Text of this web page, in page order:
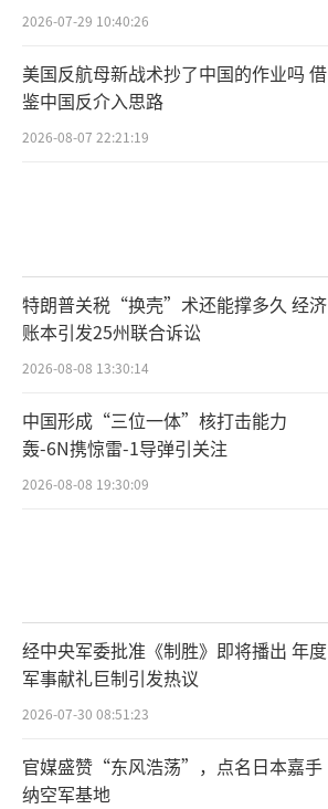
2026-07-29 10:40:26
美国反航母新战术抄了中国的作业吗 借
鉴中国反介入思路
2026-08-07 22:21:19
特朗普关税“换壳”术还能撑多久 经济
账本引发25州联合诉讼
2026-08-08 13:30:14
中国形成“三位一体”核打击能力
轰-6N携惊雷-1导弹引关注
2026-08-08 19:30:09
经中央军委批准《制胜》即将播出 年度
军事献礼巨制引发热议
2026-07-30 08:51:23
官媒盛赞“东风浩荡”，点名日本嘉手
纳空军基地